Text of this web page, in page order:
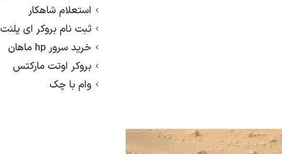
استعلام شاهکار
ثبت نام بروکر ای پلنت
خرید سرور hp ماهان
بروکر اوتت مارکتس
وام با چک